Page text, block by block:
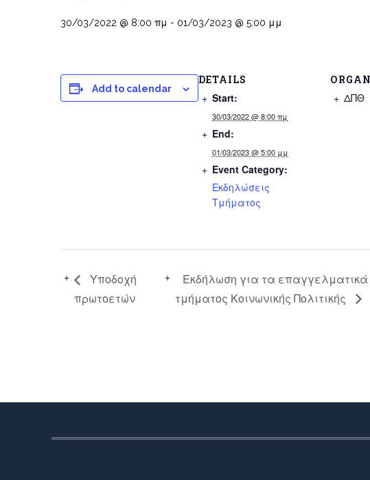
30/03/2022 @ 8:00 πμ - 01/03/2023 @ 5:00 μμ
Add to calendar
DETAILS
Start:
30/03/2022 @ 8:00 πμ
End:
01/03/2023 @ 5:00 μμ
Event Category:
Εκδηλώσεις
Τμήματος
ΔΠΘ
Υποδοχή
πρωτοετών
Εκδήλωση για τα
τμήματος Κοινωνικής Πολιτικής